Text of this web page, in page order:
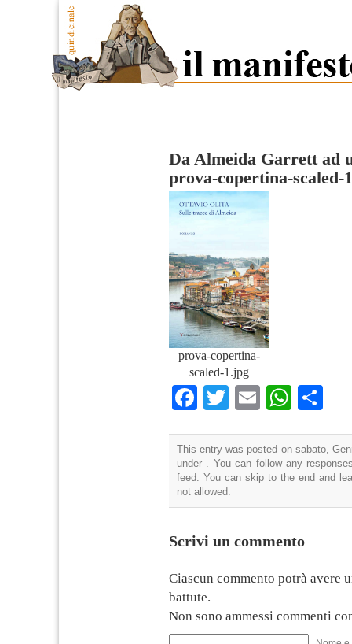
Da Almeida Garrett ad
prova-copertina-scaled-1
prova-copertina-
scaled-1.jpg
Facebook
TwitterEmail
This entry was posted on sabato,
under . You can follow any
feed. You can skip to the end and
not allowed.
Scrivi un commento
Ciascun commento potrà avere
battute.
Non sono ammessi commenti